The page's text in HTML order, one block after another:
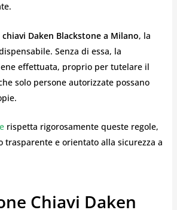
Daken Blackstone a Milano, la
Senza di essa, la
effettuata, proprio per tutelare il
solo persone autorizzate possano
rispetta rigorosamente queste regole,
trasparente e orientato alla sicurezza a
Chiavi Daken